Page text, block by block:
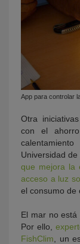
App para controlar
Otra
con el
Universidad
que mejora la
acceso a luz
el consumo de
El mar no está
Por ello,
FishClim , un